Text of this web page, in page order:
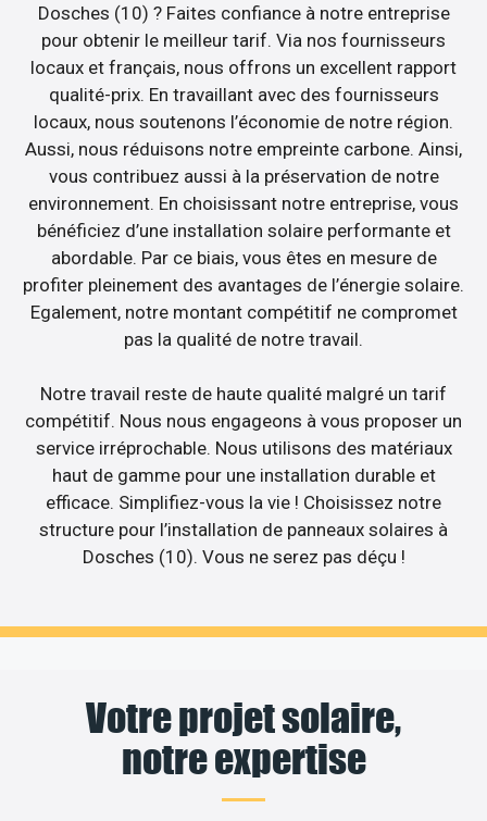
Dosches (10) ? Faites confiance à notre entreprise
pour obtenir le meilleur tarif. Via nos fournisseurs
locaux et français, nous offrons un excellent rapport
qualité-prix. En travaillant avec des fournisseurs
locaux, nous soutenons l’économie de notre région.
Aussi, nous réduisons notre empreinte carbone. Ainsi,
vous contribuez aussi à la préservation de notre
environnement. En choisissant notre entreprise, vous
bénéficiez d’une installation solaire performante et
abordable. Par ce biais, vous êtes en mesure de
profiter pleinement des avantages de l’énergie solaire.
Egalement, notre montant compétitif ne compromet
pas la qualité de notre travail.
Notre travail reste de haute qualité malgré un tarif
compétitif. Nous nous engageons à vous proposer un
service irréprochable. Nous utilisons des matériaux
haut de gamme pour une installation durable et
efficace. Simplifiez-vous la vie ! Choisissez notre
structure pour l’installation de panneaux solaires à
Dosches (10). Vous ne serez pas déçu !
Votre projet solaire,
notre expertise